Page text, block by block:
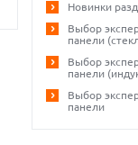
Новинки
Выбор
панели
Выбор
панели
Выбор
панели